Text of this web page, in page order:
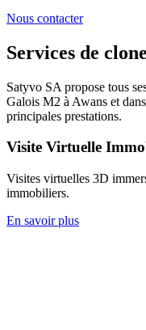
Nous contacter
Services de
Satyvo SA propose tous
Galois M2 à Awans et
principales prestations.
Visite Virtuelle
Visites virtuelles 3D
immobiliers.
En savoir plus